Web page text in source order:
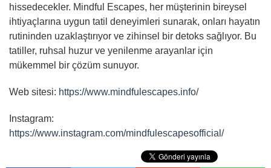
hissedecekler. Mindful Escapes, her müşterinin bireysel
ihtiyaçlarına uygun tatil deneyimleri sunarak, onları hayatın
rutininden uzaklaştırıyor ve zihinsel bir detoks sağlıyor. Bu
tatiller, ruhsal huzur ve yenilenme arayanlar için
mükemmel bir çözüm sunuyor.
Web sitesi: https://www.mindfulescapes.info/
Instagram:
https://www.instagram.com/mindfulescapesofficial/